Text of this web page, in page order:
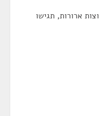
ארורות, תגישו